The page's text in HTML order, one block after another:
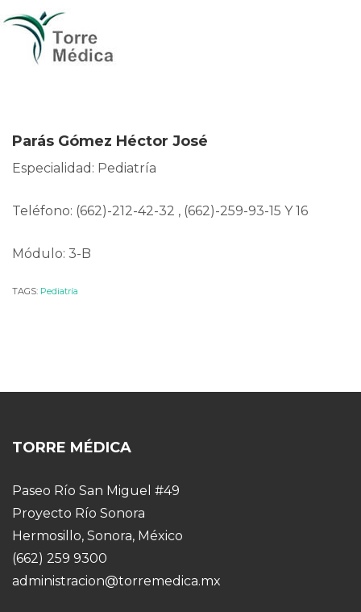
Parás Gómez Héctor José
Especialidad: Pediatría
Teléfono: (662)-212-42-32 , (662)-259-93-15 Y 16
Módulo: 3-B
TAGS: Pediatría
TORRE MÉDICA
Paseo Río San Miguel #49
Proyecto Río Sonora
Hermosillo, Sonora, México
(662) 259 9300
administracion@torremedica.mx